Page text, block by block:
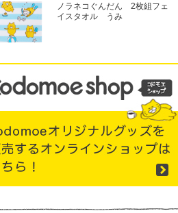
ノラネコぐんだん 2枚組フェ
イスタオル うみ